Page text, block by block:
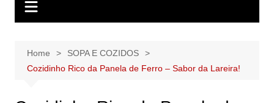
Home
SOPA E COZIDOS
Cozidinho Rico da Panela de Ferro – Sabor da Lareira!